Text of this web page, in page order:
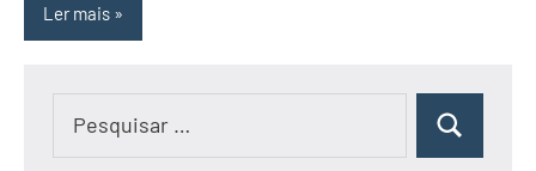
Ler mais
Pesquisar